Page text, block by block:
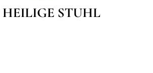
HEILIGE STUHL